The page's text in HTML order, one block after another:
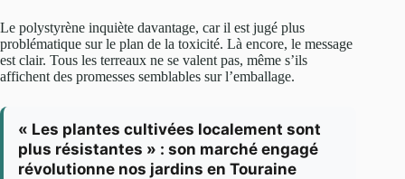
Le polystyrène inquiète davantage, car il est jugé plus
problématique sur le plan de la toxicité. Là encore, le message
est clair. Tous les terreaux ne se valent pas, même s’ils
affichent des promesses semblables sur l’emballage.
« Les plantes cultivées localement sont
plus résistantes » : son marché engagé
révolutionne nos jardins en Touraine